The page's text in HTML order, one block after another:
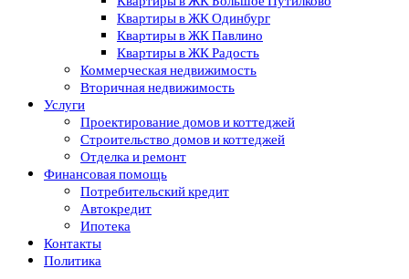
Квартиры в ЖК Одинбург
Квартиры в ЖК Павлино
Квартиры в ЖК Радость
Коммерческая недвижимость
Вторичная недвижимость
Услуги
Проектирование домов и коттеджей
Строительство домов и коттеджей
Отделка и ремонт
Финансовая помощь
Потребительский кредит
Автокредит
Ипотека
Контакты
Политика